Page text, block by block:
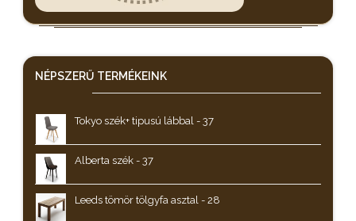
NÉPSZERŰ TERMÉKEINK
Tokyo szék+ tipusú lábbal - 37
Alberta szék - 37
Leeds tömör tölgyfa asztal - 28